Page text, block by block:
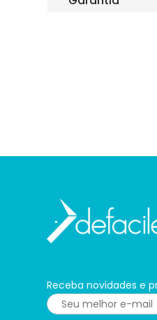
Receba novidades e